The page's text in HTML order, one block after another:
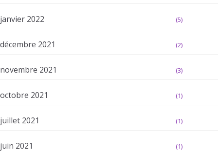
janvier 2022 (5)
décembre 2021 (2)
novembre 2021 (3)
octobre 2021 (1)
juillet 2021 (1)
juin 2021 (1)